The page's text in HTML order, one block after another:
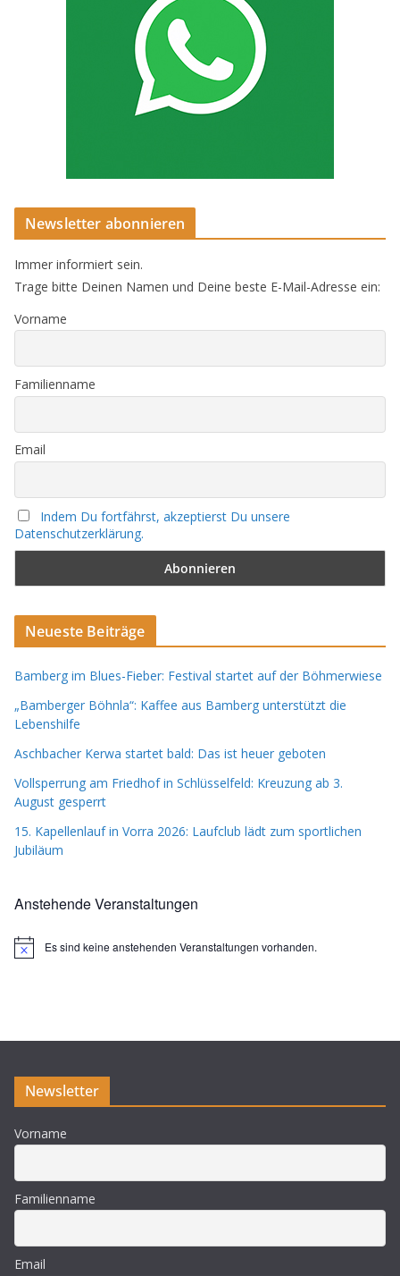
Newsletter abonnieren
Immer informiert sein.
Trage bitte Deinen Namen und Deine beste E-Mail-Adresse ein:
Vorname
Familienname
Email
Indem Du fortfährst, akzeptierst Du unsere
Datenschutzerklärung.
Neueste Beiträge
Bamberg im Blues-Fieber: Festival startet auf der Böhmerwiese
„Bamberger Böhnla“: Kaffee aus Bamberg unterstützt die
Lebenshilfe
Aschbacher Kerwa startet bald: Das ist heuer geboten
Vollsperrung am Friedhof in Schlüsselfeld: Kreuzung ab 3.
August gesperrt
15. Kapellenlauf in Vorra 2026: Laufclub lädt zum sportlichen
Jubiläum
Anstehende Veranstaltungen
H
s
Es sind keine anstehenden Veranstaltungen vorhanden.
Newsletter
Vorname
Familienname
Email